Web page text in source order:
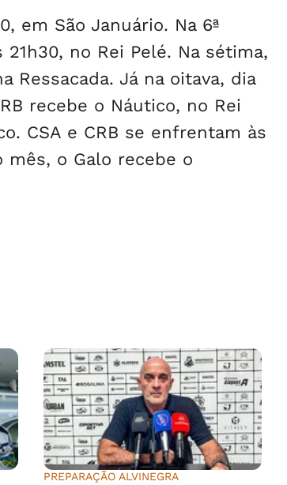
em São Januário. Na 6ª
no Rei Pelé. Na sétima,
Ressacada. Já na oitava, dia
recebe o Náutico, no Rei
CSA e CRB se enfrentam às
mês, o Galo recebe o
PREPARAÇÃO ALVINEGRA